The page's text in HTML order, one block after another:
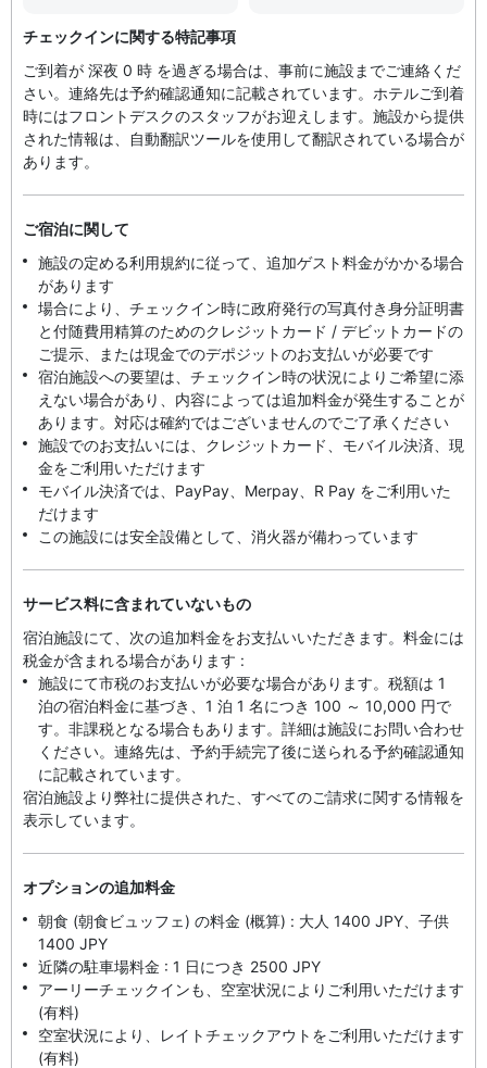
チェックインに関する特記事項
ご到着が 深夜 0 時 を過ぎる場合は、事前に施設までご連絡くだ
さい。連絡先は予約確認通知に記載されています。ホテルご到着
時にはフロントデスクのスタッフがお迎えします。施設から提供
された情報は、自動翻訳ツールを使用して翻訳されている場合が
あります。
ご宿泊に関して
施設の定める利用規約に従って、追加ゲスト料金がかかる場合
があります
場合により、チェックイン時に政府発行の写真付き身分証明書
と付随費用精算のためのクレジットカード / デビットカードの
ご提示、または現金でのデポジットのお支払いが必要です
宿泊施設への要望は、チェックイン時の状況によりご希望に添
えない場合があり、内容によっては追加料金が発生することが
あります。対応は確約ではございませんのでご了承ください
施設でのお支払いには、クレジットカード、モバイル決済、現
金をご利用いただけます
モバイル決済では、PayPay、Merpay、R Pay をご利用いた
だけます
この施設には安全設備として、消火器が備わっています
サービス料に含まれていないもの
宿泊施設にて、次の追加料金をお支払いいただきます。料金には
税金が含まれる場合があります :
施設にて市税のお支払いが必要な場合があります。税額は 1
泊の宿泊料金に基づき、1 泊 1 名につき 100 ～ 10,000 円で
す。非課税となる場合もあります。詳細は施設にお問い合わせ
ください。連絡先は、予約手続完了後に送られる予約確認通知
に記載されています。
宿泊施設より弊社に提供された、すべてのご請求に関する情報を
表示しています。
オプションの追加料金
朝食 (朝食ビュッフェ) の料金 (概算) : 大人 1400 JPY、子供
1400 JPY
近隣の駐車場料金 : 1 日につき 2500 JPY
アーリーチェックインも、空室状況によりご利用いただけます
(有料)
空室状況により、レイトチェックアウトをご利用いただけます
(有料)